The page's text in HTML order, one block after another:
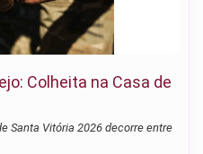
Colheita na Casa de
Santa Vitória 2026 decorre entre